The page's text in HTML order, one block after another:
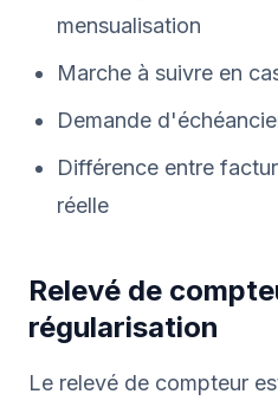
mensualisation
Marche à suivre en
Demande
Différence entre
réelle
Relevé de
régularisation
Le relevé de compteur